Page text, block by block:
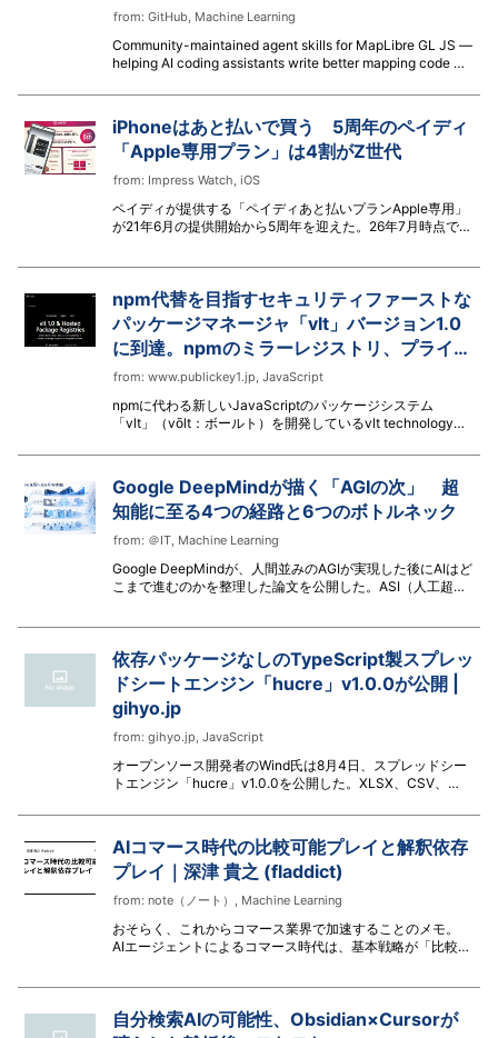
assistants write better mapping code
from: GitHub, Machine Learning
Community-maintained agent skills for MapLibre GL JS —
helping AI coding assistants write better mapping code -
iPhoneはあと払いで買う 5周年のペイディ
「Apple専用プラン」は4割がZ世代
from: Impress Watch, iOS
ペイディが提供する「ペイディあと払いプランApple専用」
が21年6月の提供開始から5周年を迎えた。26年7月時点で、
npm代替を目指すセキュリティファーストな
パッケージマネージャ「vlt」バージョン1.0
に到達。npmのミラーレジストリ、プライベ
ートレジストリも提供開始
from: www.publickey1.jp, JavaScript
npmに代わる新しいJavaScriptのパッケージシステム
「vlt」（vōlt：ボールト）を開発しているvlt technology
1.0に到達したことを発表しました。 あわせてn...
Google DeepMindが描く「AGIの次」 超
知能に至る4つの経路と6つのボトルネック
from: ＠IT, Machine Learning
Google DeepMindが、人間並みのAGIが実現した後にAIはど
こまで進むのかを整理した論文を公開した。ASI（人工超知
依存パッケージなしのTypeScript製スプレッ
ドシートエンジン「hucre」v1.0.0が公開 |
gihyo.jp
from: gihyo.jp, JavaScript
オープンソース開発者のWind氏は8月4日、スプレッドシー
トエンジン「hucre」v1.0.0を公開した。XLSX、CSV、
TypeScript製のライブラリで、実行時の依存パッケージを必
要としない。ライセンスはMIT。
AIコマース時代の比較可能プレイと解釈依存
プレイ｜深津 貴之 (fladdict)
from: note（ノート） , Machine Learning
おそらく、これからコマース業界で加速することのメモ。
AIエージェントによるコマース時代は、基本戦略が「比較可
値の根拠を数値で計測できる商品。 解釈依存な価値の商品
自分検索AIの可能性、Obsidian×Cursorが